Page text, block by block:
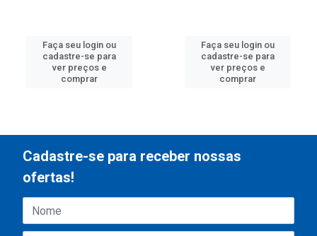
Faça seu login ou
cadastre-se para
ver preços e
comprar
Faça seu login ou
cadastre-se para
ver preços e
comprar
Cadastre-se para receber nossas
ofertas!